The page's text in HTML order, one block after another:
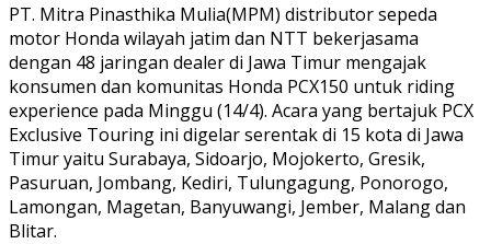
PT. Mitra Pinasthika Mulia(MPM) distributor sepeda
motor Honda wilayah jatim dan NTT bekerjasama
dengan 48 jaringan dealer di Jawa Timur mengajak
konsumen dan komunitas Honda PCX150 untuk riding
experience pada Minggu (14/4). Acara yang bertajuk PCX
Exclusive Touring ini digelar serentak di 15 kota di Jawa
Timur yaitu Surabaya, Sidoarjo, Mojokerto, Gresik,
Pasuruan, Jombang, Kediri, Tulungagung, Ponorogo,
Lamongan, Magetan, Banyuwangi, Jember, Malang dan
Blitar.